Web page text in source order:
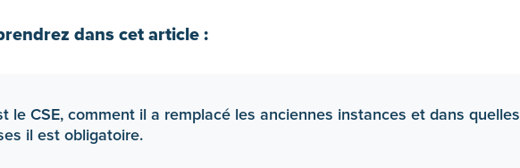
dans cet article :
le CSE, comment il a remplacé les anciennes instances et dans quelles
il est obligatoire.